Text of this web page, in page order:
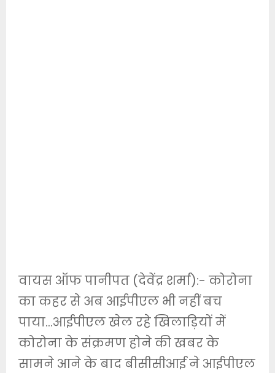
वायस ऑफ पानीपत (देवेंद्र शर्मा):- कोरोना
का कहर से अब आईपीएल भी नहीं बच
पाया…आईपीएल खेल रहे खिलाड़ियों में
कोरोना के संक्रमण होने की खबर के
सामने आने के बाद बीसीसीआई ने आईपीएल